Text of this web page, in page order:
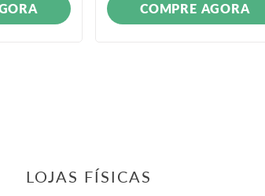
COMPRE AGORA
LOJAS FÍSICAS